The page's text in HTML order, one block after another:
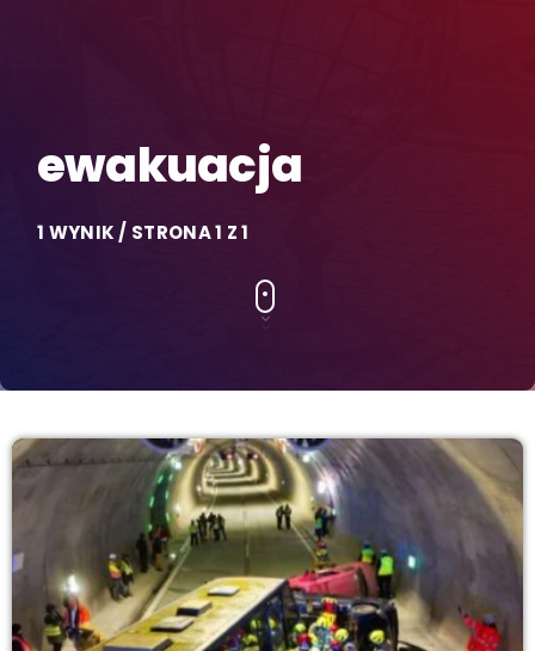
ewakuacja
1 WYNIK / STRONA 1 Z 1